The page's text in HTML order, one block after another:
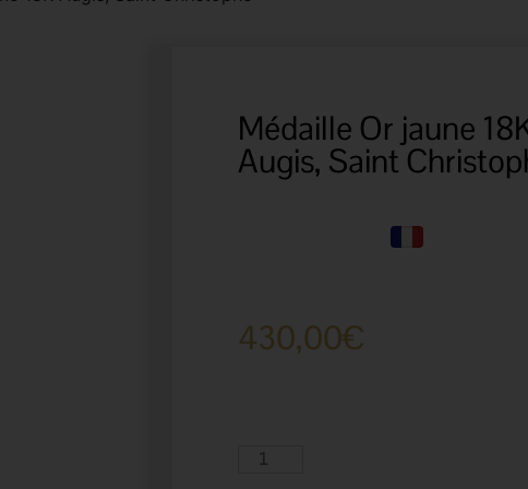
Médaille Or jaune
Augis, Saint
430,00€